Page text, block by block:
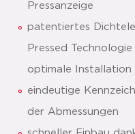
Pressanzeige
patentiertes
Pressed
optimale Installation
eindeutige
der Abmessungen